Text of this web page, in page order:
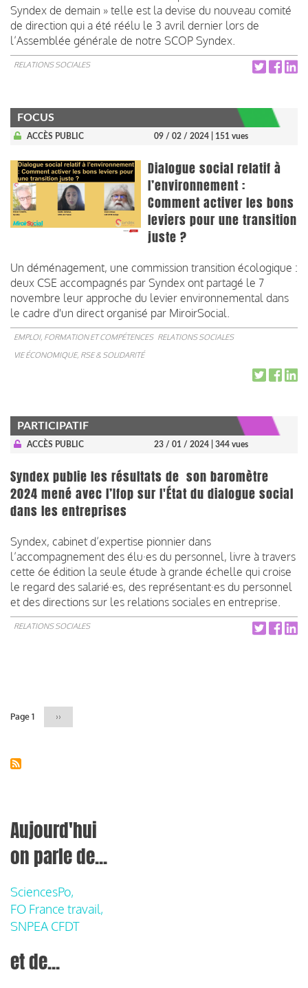
Syndex de demain » telle est la devise du nouveau comité
de direction qui a été réélu le 3 avril dernier lors de
l’Assemblée générale de notre SCOP Syndex.
RELATIONS SOCIALES
FOCUS
ACCÈS PUBLIC 09 / 02 / 2024 | 151 vues
Dialogue social relatif à
l’environnement :
Comment activer les bons
leviers pour une transition
juste ?
Un déménagement, une commission transition écologique :
deux CSE accompagnés par Syndex ont partagé le 7
novembre leur approche du levier environnemental dans
le cadre d'un direct organisé par MiroirSocial.
EMPLOI, FORMATION ET COMPÉTENCES RELATIONS SOCIALES
VIE ÉCONOMIQUE, RSE & SOLIDARITÉ
PARTICIPATIF
ACCÈS PUBLIC 23 / 01 / 2024 | 344 vues
Syndex publie les résultats de son baromètre
2024 mené avec l’Ifop sur l'État du dialogue social
dans les entreprises
Syndex, cabinet d’expertise pionnier dans
l’accompagnement des élu·es du personnel, livre à travers
cette 6e édition la seule étude à grande échelle qui croise
le regard des salarié·es, des représentant·es du personnel
et des directions sur les relations sociales en entreprise.
RELATIONS SOCIALES
Page 1
Page
››
Aujourd'hui
on parle de...
SciencesPo,
FO France travail,
SNPEA CFDT
et de...